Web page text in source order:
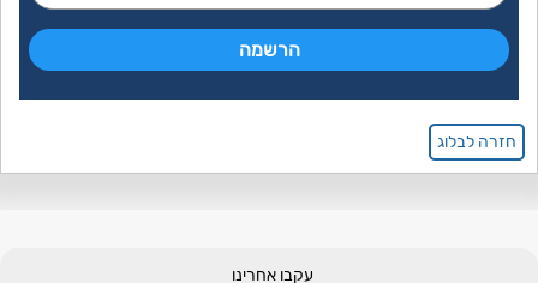
חזרה לבלוג
עקבו אחרינו